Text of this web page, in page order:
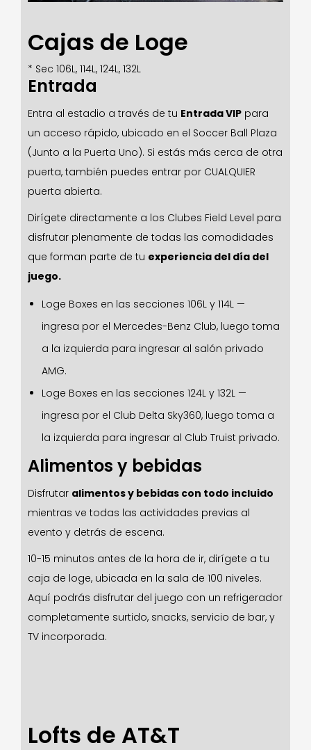
Cajas de Loge
* Sec 106L, 114L, 124L, 132L
Entrada
Entra al estadio a través de tu Entrada VIP para
un acceso rápido, ubicado en el Soccer Ball Plaza
(Junto a la Puerta Uno). Si estás más cerca de otra
puerta, también puedes entrar por CUALQUIER
puerta abierta.
Dirígete directamente a los Clubes Field Level para
disfrutar plenamente de todas las comodidades
que forman parte de tu experiencia del día del
juego.
Loge Boxes en las secciones 106L y 114L —
ingresa por el Mercedes-Benz Club, luego toma
a la izquierda para ingresar al salón privado
AMG.
Loge Boxes en las secciones 124L y 132L —
ingresa por el Club Delta Sky360, luego toma a
la izquierda para ingresar al Club Truist privado.
Alimentos y bebidas
Disfrutar alimentos y bebidas con todo incluido
mientras ve todas las actividades previas al
evento y detrás de escena.
10-15 minutos antes de la hora de ir, dirígete a tu
caja de loge, ubicada en la sala de 100 niveles.
Aquí podrás disfrutar del juego con un refrigerador
completamente surtido, snacks, servicio de bar, y
TV incorporada.
Lofts de AT&T